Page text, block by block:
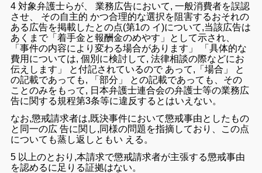
4対象弁護士らが 、業務広告において,一般消費者を誤認
させ その自主的かつ合理的な選択を阻害するおそれの
ある 広告を掲載した との点(第1の イ)について,当該広告は
あくまで「着手金と報酬金のめやす 」 として示され
「事件の内容により変わる場合があり ます 」 「具体的な
費用 については,個別 に検討して,法律相談の際などにお
伝え し ます 」 と付記されているので あって, 「場合 」 と
の記載であって も, 「部分 」 との記載であって も
その
こ とのみを もって, 日本弁護士連合会の弁護士等の業務広
告に関する規程第3条等に違反する と はいえ ない。
なお,懲戒請求者は,既決事件において懲戒事由と した もの
と 同一の広告に関し,同様の問題 を指摘しており この点
について も蒸し返し ともい える 。
5 以上のとおり ,本請求で懲戒請求者が主張する懲戒事由
を認めるに 足り る証拠はない。